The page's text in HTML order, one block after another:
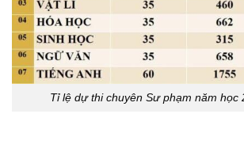
Tỉ lệ dự thi chuyên Sư phạm năm học